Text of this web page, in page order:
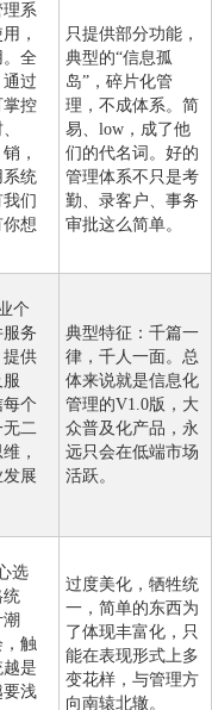
理系
，
。全
过
掌控
，
系统
们
想
只提供部分功能，
典型的“信息孤
岛”，碎片化管
理，不成体系。简
易、low，成了他
们的代名词。好的
管理体系不只是考
勤、录客户、事务
审批这么简单。
个
务
提供
个
无二
，
展
典型特征：千篇一
律，千人一面。总
体来说就是信息化
管理的V1.0版，大
众普及化产品，永
远只会在低端市场
活跃。
选
统
，触
是
要浅
过度美化，牺牲统
一，简单的东西为
了体现丰富化，只
能在表现形式上多
变花样，与管理方
向南辕北辙。